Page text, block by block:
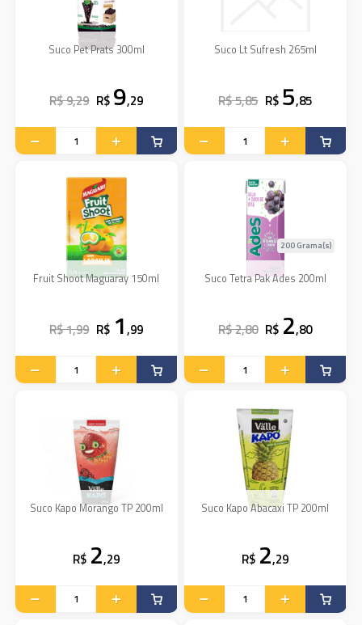
Suco Pet Prats 300ml
R$ 9,29 R$ 9,29
Suco Lt Sufresh 265ml
R$ 5,85 R$ 5,85
Fruit Shoot Maguaray 150ml
R$ 1,99 R$ 1,99
Suco Tetra Pak Ades 200ml
200 Grama(s)
R$ 2,80 R$ 2,80
Suco Kapo Morango TP 200ml
R$ 2,29
Suco Kapo Abacaxi TP 200ml
R$ 2,29